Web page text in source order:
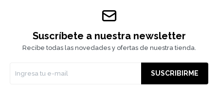
Suscríbete a nuestra newsletter
Recibe todas las novedades y ofertas de nuestra tienda.
SUSCRIBIRME